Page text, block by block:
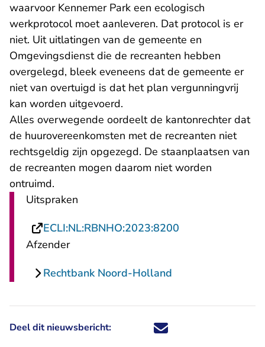
waarvoor Kennemer Park een ecologisch
werkprotocol moet aanleveren. Dat protocol is er
niet. Uit uitlatingen van de gemeente en
Omgevingsdienst die de recreanten hebben
overgelegd, bleek eveneens dat de gemeente er
niet van overtuigd is dat het plan vergunningvrij
kan worden uitgevoerd.
Alles overwegende oordeelt de kantonrechter dat
de huurovereenkomsten met de recreanten niet
rechtsgeldig zijn opgezegd. De staanplaatsen van
de recreanten mogen daarom niet worden
ontruimd.
Uitspraken
ECLI:NL:RBNHO:2023:8200
Afzender
Rechtbank Noord-Holland
Deel dit nieuwsbericht: Deel dit nieuwsbericht via X -
Deel dit nieuwsbericht via
Deel dit nieuwsbericht
Deel dit